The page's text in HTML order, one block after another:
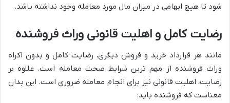
شود تا هیچ ابهامی در میزان مال مورد معامله وجود نداشته باشد.
رضایت کامل و اهلیت قانونی وراث فروشنده
مانند هر قرارداد خرید و فروش دیگری، رضایت کامل و بدون اکراه
وراث فروشنده از مهم ترین شرایط صحت معامله است. علاوه بر
رضایت، اهلیت قانونی نیز برای انجام معامله ضروری است. این بدان
معناست که فروشنده باید: